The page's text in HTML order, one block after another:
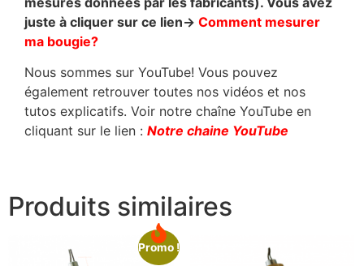
juste à cliquer sur ce lien-> Comment mesurer
ma bougie?
Nous sommes sur YouTube! Vous pouvez
également retrouver toutes nos vidéos et nos
tutos explicatifs. Voir notre chaîne YouTube en
cliquant sur le lien : Notre chaine YouTube
Produits similaires
Promo !